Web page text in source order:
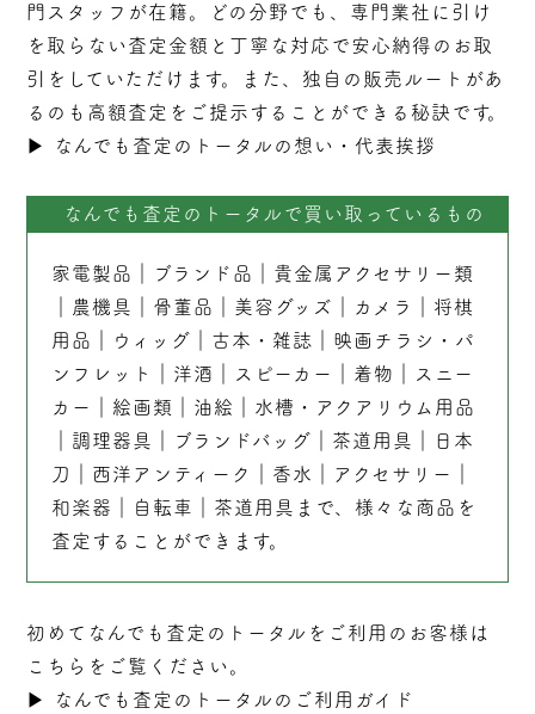
門スタッフが在籍。どの分野でも、専門業社に引け
を取らない査定 金額と丁寧な対応で安心納得のお取
引をしていただけます。また、独自の販売ルートがあ
るのも高額査定をご提示することができる秘訣です。
▶︎
なんでも査定のトータルの想い・代表挨拶
なんでも査定のトータルで買い取っているもの
家電製品 ブランド品
貴金属アクセサリー類
農機具 骨董品 美容グッズ カメラ
将棋
用品
ウィッグ 古本 ・ 雑誌
映画チラシ・パ
ンフレット
洋酒 スピーカー 着物
スニー
カー
絵画類 油絵
水槽・アクアリウム用品
調理器具 ブランドバッグ ｜茶道用具｜
日本
刀
西洋アンティーク 香水 アクセサリー
和楽器
自転車 茶道用具 まで、様々な商品を
査定することができます。
初めてなんでも査定のトータルをご利用のお客様は
こちらをご覧ください。
▶︎
なんでも査定のトータルのご利用ガイド